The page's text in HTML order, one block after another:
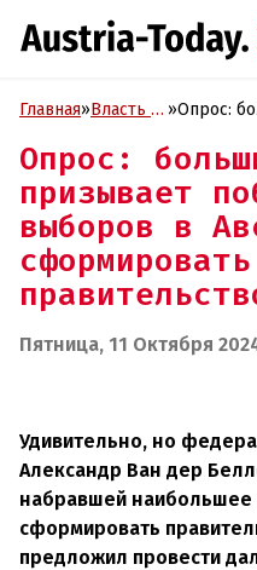
Главная»Власть и »Опрос:
Опрос:
призывает
выборов в
сформировать
Пятница, 11 Октября
Удивительно, но
Александр Ван дер
набравшей наибольшее
сформировать
предложил провести